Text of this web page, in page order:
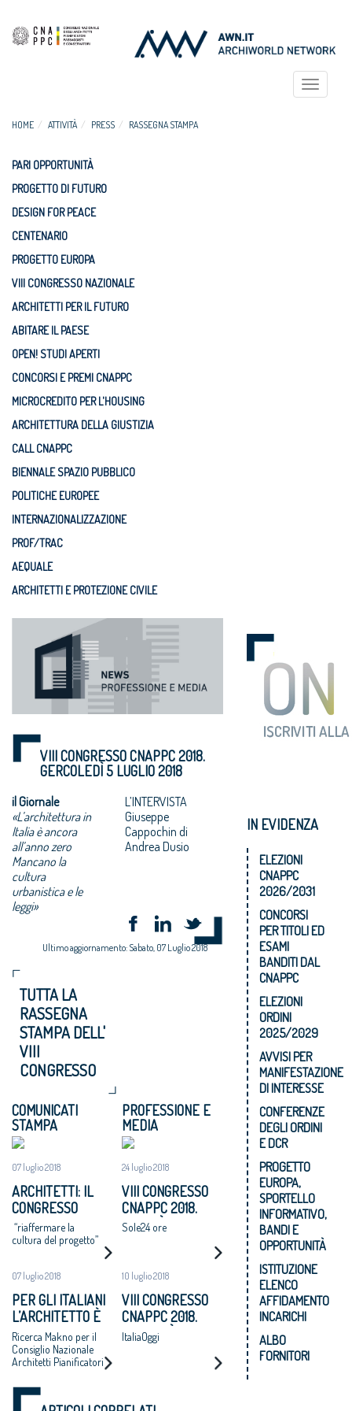
Toggle
HOME ATTIVITÀ PRESS RASSEGNA STAMPA
PARI OPPORTUNITÀ
PROGETTO DI FUTURO
DESIGN FOR PEACE
CENTENARIO
PROGETTO EUROPA
VIII CONGRESSO NAZIONALE
ARCHITETTI PER IL FUTURO
ABITARE IL PAESE
OPEN! STUDI APERTI
CONCORSI E PREMI CNAPPC
MICROCREDITO PER L'HOUSING
ARCHITETTURA DELLA GIUSTIZIA
CALL CNAPPC
BIENNALE SPAZIO PUBBLICO
POLITICHE EUROPEE
INTERNAZIONALIZZAZIONE
PROF/TRAC
AEQUALE
ARCHITETTI E PROTEZIONE CIVILE
VIII CONGRESSO CNAPPC 2018.
GERCOLEDÌ 5 LUGLIO 2018
il Giornale
«L’architettura in
Italia è ancora
all’anno zero
Mancano la
cultura
urbanistica e le
leggi»
L’INTERVISTA
Giuseppe
Cappochin di
Andrea Dusio
Ultimo aggiornamento: Sabato, 07 Luglio 2018
TUTTA LA
RASSEGNA
STAMPA DELL'
VIII
CONGRESSO
COMUNICATI
STAMPA
07 luglio 2018
ARCHITETTI: IL
CONGRESSO
NAZIONALE
APPROVA UN
ADOTTI UN
PROGRAMMA
NAZIONALE DI
RIGENERAZIONE
URBANE,
ALTERNATIVA A
INCONTROLLATE
E AL CONSUMO DI
“riaffermare la
cultura del progetto”
07 luglio 2018
PER GLI ITALIANI
L’ARCHITETTO È
UNA FIGURA
CRUCIALE PER
DISEGNARE LO
SVILUPPO
ECONOMICO E
Ricerca Makno per il
Consiglio Nazionale
Architetti Pianificatori
Conservatori –
CNAPPC
PROFESSIONE E
MEDIA
24 luglio 2018
VIII CONGRESSO
CNAPPC 2018.
LUNEDÌ 25 LUGLIO
Sole24 ore
10 luglio 2018
VIII CONGRESSO
CNAPPC 2018.
MARTEDÌ 10
ItaliaOggi
IN EVIDENZA
ELEZIONI
CNAPPC
2026/2031
CONCORSI
PER TITOLI ED
ESAMI
BANDITI DAL
CNAPPC
ELEZIONI
ORDINI
2025/2029
AVVISI PER
MANIFESTAZIONE
DI INTERESSE
CONFERENZE
DEGLI ORDINI
E DCR
PROGETTO
EUROPA,
SPORTELLO
INFORMATIVO,
BANDI E
OPPORTUNITÀ
ISTITUZIONE
ELENCO
AFFIDAMENTO
INCARICHI
ALBO
FORNITORI